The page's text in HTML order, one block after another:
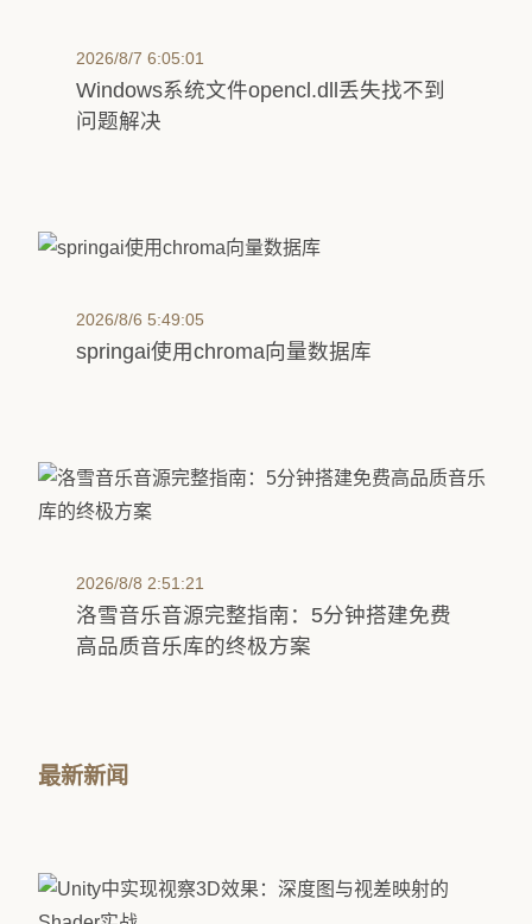
2026/8/7 6:05:01
Windows系统文件opencl.dll丢失找不到
问题解决
2026/8/6 5:49:05
springai使用chroma向量数据库
2026/8/8 2:51:21
洛雪音乐音源完整指南：5分钟搭建免费
高品质音乐库的终极方案
最新新闻